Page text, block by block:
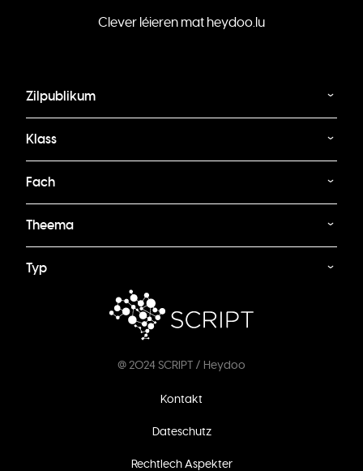
Clever léieren mat heydoo.lu
Zilpublikum
Klass
Fach
Theema
Typ
@ 2024 SCRIPT / Heydoo
Kontakt
Dateschutz
Rechtlech Aspekter